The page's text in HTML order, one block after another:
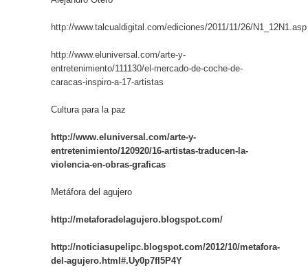
http://www.talcualdigital.com/ediciones/2011/11/26/N1_12N1.asp
http://www.eluniversal.com/arte-y-
entretenimiento/111130/el-mercado-de-coche-de-
caracas-inspiro-a-17-artistas
Cultura para la paz
http://www.eluniversal.com/arte-y-
entretenimiento/120920/16-artistas-traducen-la-
violencia-en-obras-graficas
Metáfora del agujero
http://metaforadelagujero.blogspot.com/
http://noticiasupelipc.blogspot.com/2012/10/metafora-
del-agujero.html#.Uy0p7fl5P4Y